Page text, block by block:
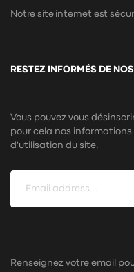
Notre site internet est
RESTEZ INFORMÉS DE
Vous pouvez vous
pour cela nos
d'utilisation du site.
Renseignez votre email